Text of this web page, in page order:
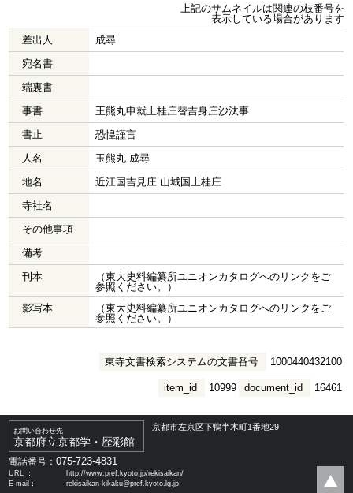
上記のサムネイルは関連の枝番号を
表示している場合があります
差出人
成尋
宛名書
端裏書
事書
王熊丸申就上桂庄替吉身庄沙汰事
書止
恐惶謹言
人名
玉熊丸 成尋
地名
近江国吉見庄 山城国上桂庄
寺社名
その他事項
備考
刊本
（東大史料編纂所ユニオンカタログへのリンクをご
参照ください。）
影写本
（東大史料編纂所ユニオンカタログへのリンクをご
参照ください。）
東寺文書検索システムの文書番号 1000440432100
document_id 16461
item_id 10999
お問い合わせ先
京都府立京都学・歴彩館
京都市左京区下鴨半木町1番地29
電話番号：075-723-4831
URL ：
http://www.pref.kyoto.jp/rekisaikan/
E-mail：
rekisaikan-kikaku@pref.kyoto.lg.jp